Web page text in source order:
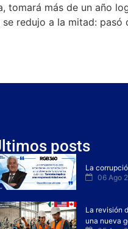
tomará más de un año
redujo a la mitad: pasó
posts
La
06 Ago
La revisión
una nueva